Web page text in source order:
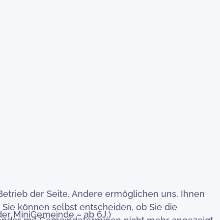
MiniGemeinde – ab 6J.)
der Seite. Andere ermöglichen uns, Ihnen
können selbst entscheiden, ob Sie die